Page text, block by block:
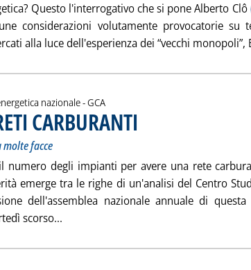
Questo l'interrogativo che si pone Alberto Clô
considerazioni volutamente provocatorie su
alla luce dell'esperienza dei “vecchi monopoli”,
nazionale -di:
GCA
CARBURANTI
facce
numero degli impianti per avere una rete
emerge tra le righe di un'analisi del Centro
dell'assemblea nazionale annuale di questa
scorso...